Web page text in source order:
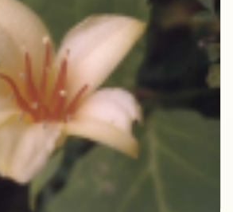
Japanse wasbloem
Kirengeshoma koreana